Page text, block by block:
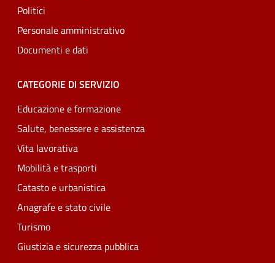
Politici
Personale amministrativo
Documenti e dati
CATEGORIE DI SERVIZIO
Educazione e formazione
Salute, benessere e assistenza
Vita lavorativa
Mobilità e trasporti
Catasto e urbanistica
Anagrafe e stato civile
Turismo
Giustizia e sicurezza pubblica